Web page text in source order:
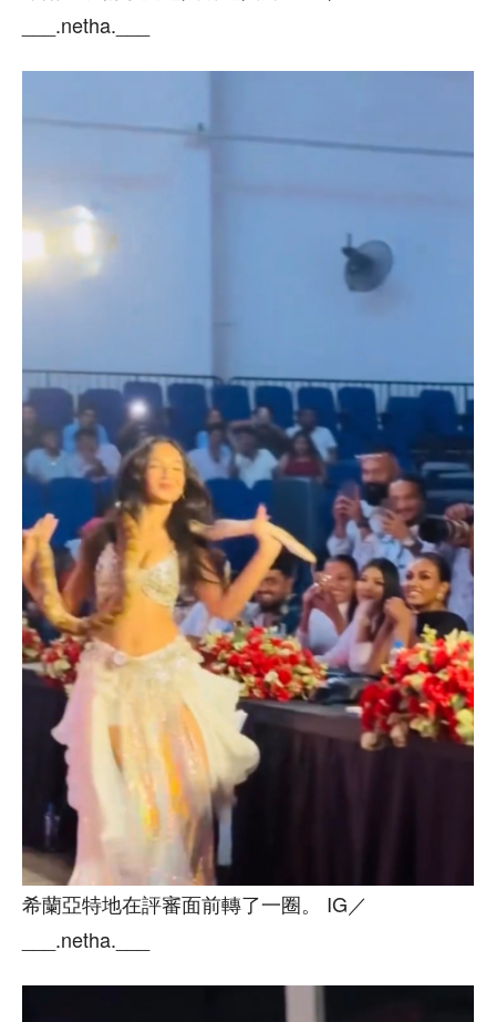
___.netha.___
希蘭亞特地在評審面前轉了一圈。 IG／
___.netha.___